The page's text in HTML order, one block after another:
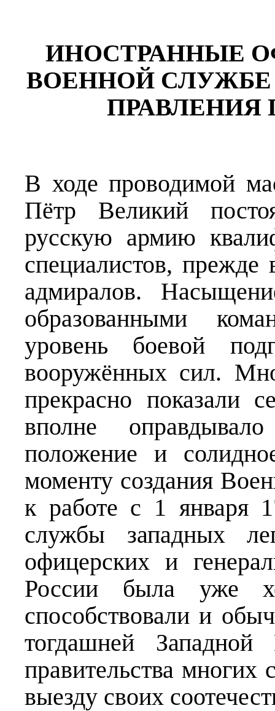
ИНОСТРАННЫЕ
ВОЕННОЙ
ПРАВЛЕНИЯ
В ходе проводимой
Пётр Великий
русскую армию
специалистов, прежде
адмиралов.
образованными
уровень боевой
вооружённых сил.
прекрасно показали
вполне
положение и
моменту создания
к работе с 1 января
службы западных
офицерских и
России была уже
способствовали и
тогдашней Западной
правительства многих
выезду своих